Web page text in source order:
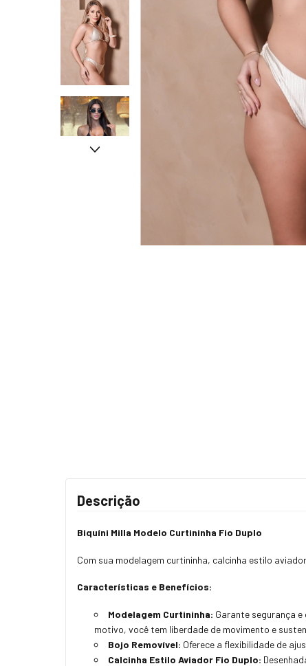
Descrição
Biquíni Milla Modelo Curtininha Fio Duplo
Com sua modelagem curtininha, calcinha estilo
Características e Benefícios:
Modelagem Curtininha: Garante segurança
motivo, você tem liberdade de movimento e
Bojo Removível: Oferece a flexibilidade de
Calcinha Estilo Aviador Fio Duplo: